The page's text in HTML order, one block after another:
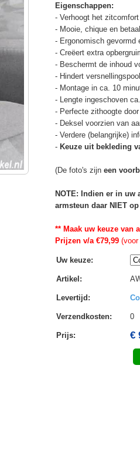
Eigenschappen:
- Verhoogt het
- Mooie, chique en
- Ergonomisch gevormd
- Creëert extra
- Beschermt de inhoud
- Hindert
- Montage in ca. 10
- Lengte ingeschoven
- Perfecte zithoogte
- Deksel voorzien van
- Verdere (belangrijke)
- Keuze uit bekleding
(De foto's zijn een
NOTE: Indien er in uw
armsteun daar NIET
** Maak uw keuze van
Prijzen v/a €79,99(voor
Uw keuze:
Artikel :
Levertijd :
Verzendkosten: 0
Prijs: €